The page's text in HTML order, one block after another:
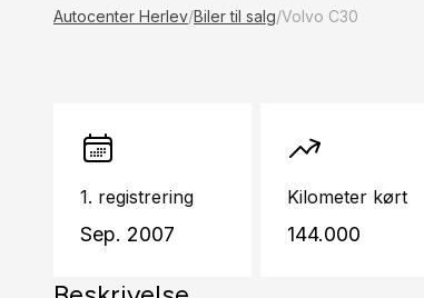
Autocenter Herlev/Biler til salg/Volvo C30
1. registrering
Sep. 2007
Kilometer kørt
144.000